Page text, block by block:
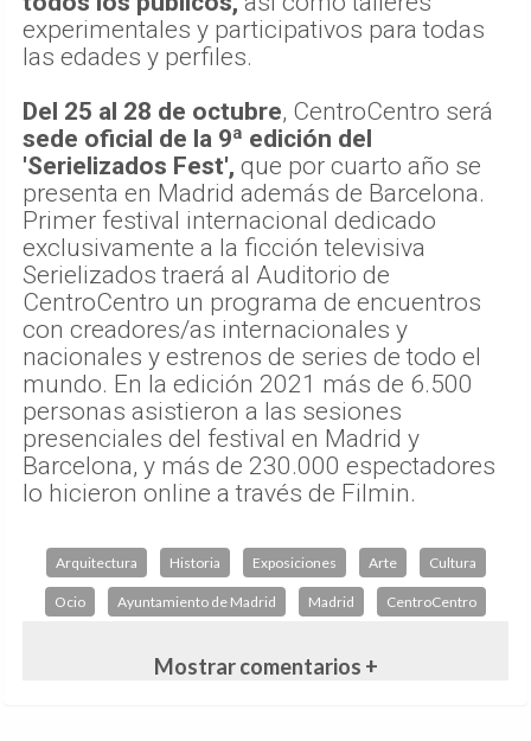
experimentales y participativos para todas
las edades y perfiles.
Del 25 al 28 de octubre, CentroCentro será
sede oficial de la 9ª edición del
'Serielizados Fest', que por cuarto año se
presenta en Madrid además de Barcelona.
Primer festival internacional dedicado
exclusivamente a la ficción televisiva
Serielizados traerá al Auditorio de
CentroCentro un programa de encuentros
con creadores/as internacionales y
nacionales y estrenos de series de todo el
mundo. En la edición 2021 más de 6.500
personas asistieron a las sesiones
presenciales del festival en Madrid y
Barcelona, y más de 230.000 espectadores
lo hicieron online a través de Filmin.
Arquitectura Historia Exposiciones Arte Cultura
Ocio Ayuntamiento de Madrid Madrid CentroCentro
Mostrar comentarios +